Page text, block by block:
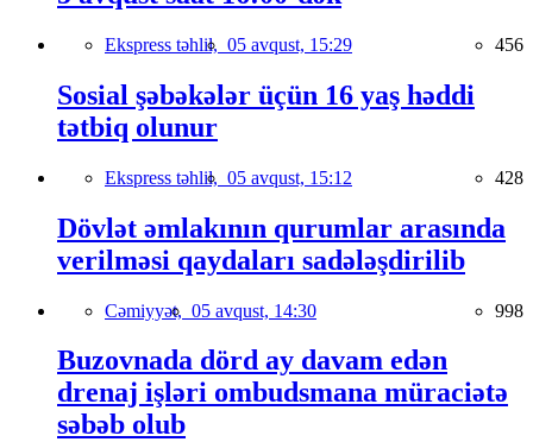
Ekspress təhlil, 05 avqust, 15:29 456
Sosial şəbəkələr üçün 16 yaş həddi
tətbiq olunur
Ekspress təhlil, 05 avqust, 15:12 428
Dövlət əmlakının qurumlar arasında
verilməsi qaydaları sadələşdirilib
Cəmiyyət, 05 avqust, 14:30 998
Buzovnada dörd ay davam edən
drenaj işləri ombudsmana müraciətə
səbəb olub